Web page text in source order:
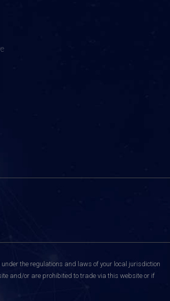
the regulations and laws of your local jurisdiction
and/or are prohibited to trade via this website or if